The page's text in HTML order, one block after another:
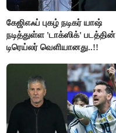
கேஜிஎஃப் புகழ் நடிகர் யாஷ்
நடித்துள்ள 'டாக்‌ஸிக்' படத்தின்
டிரெய்லர் வெளியானது..!!